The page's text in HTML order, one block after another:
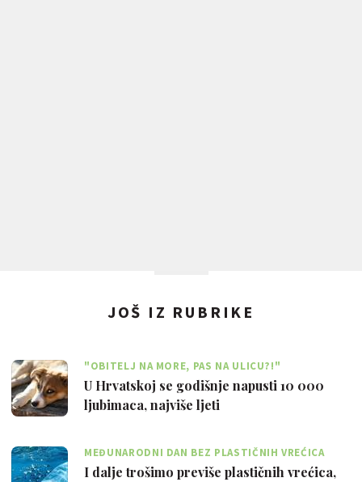
JOŠ IZ RUBRIKE
"OBITELJ NA MORE, PAS NA ULICU?!"
U Hrvatskoj se godišnje napusti 10 000
ljubimaca, najviše ljeti
MEĐUNARODNI DAN BEZ PLASTIČNIH VREĆICA
I dalje trošimo previše plastičnih vrećica,